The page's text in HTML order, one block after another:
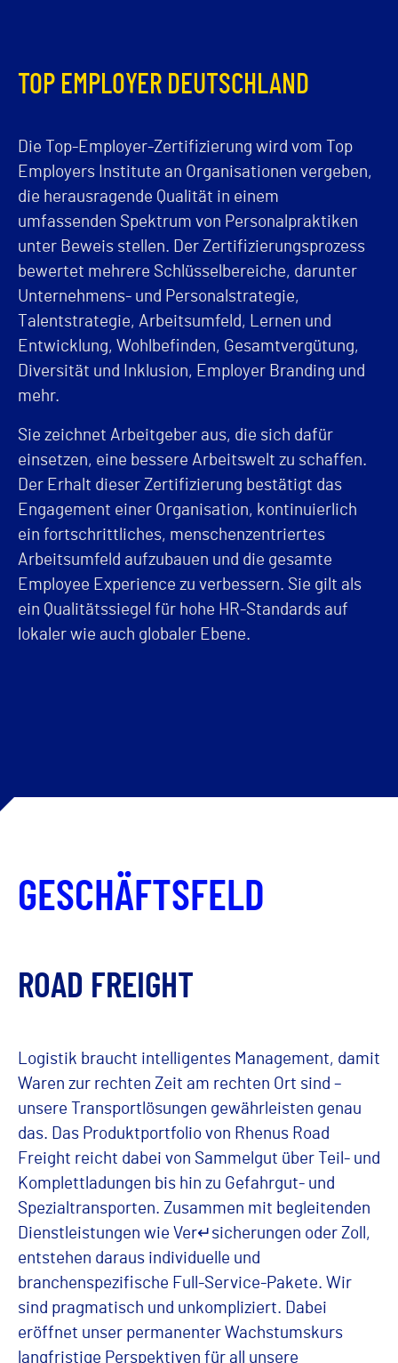
TOP EMPLOYER DEUTSCHLAND
Die Top-Employer-Zertifizierung wird vom Top
Employers Institute an Organisationen vergeben,
die herausragende Qualität in einem
umfassenden Spektrum von Personalpraktiken
unter Beweis stellen. Der Zertifizierungsprozess
bewertet mehrere Schlüsselbereiche, darunter
Unternehmens- und Personalstrategie,
Talentstrategie, Arbeitsumfeld, Lernen und
Entwicklung, Wohlbefinden, Gesamtvergütung,
Diversität und Inklusion, Employer Branding und
mehr.
Sie zeichnet Arbeitgeber aus, die sich dafür
einsetzen, eine bessere Arbeitswelt zu schaffen.
Der Erhalt dieser Zertifizierung bestätigt das
Engagement einer Organisation, kontinuierlich
ein fortschrittliches, menschenzentriertes
Arbeitsumfeld aufzubauen und die gesamte
Employee Experience zu verbessern. Sie gilt als
ein Qualitätssiegel für hohe HR-Standards auf
lokaler wie auch globaler Ebene.
GESCHÄFTSFELD
ROAD FREIGHT
Logistik braucht intelligentes Management, damit
Waren zur rechten Zeit am rechten Ort sind –
unsere Transportlösungen gewährleisten genau
das. Das Produktportfolio von Rhenus Road
Freight reicht dabei von Sammelgut über Teil- und
Komplettladungen bis hin zu Gefahrgut- und
Spezialtransporten. Zusammen mit begleitenden
Dienstleistungen wie Ver↵sicherungen oder Zoll,
entstehen daraus individuelle und
branchenspezifische Full-Service-Pakete. Wir
sind pragmatisch und unkompliziert. Dabei
eröffnet unser permanenter Wachstumskurs
langfristige Perspektiven für all unsere